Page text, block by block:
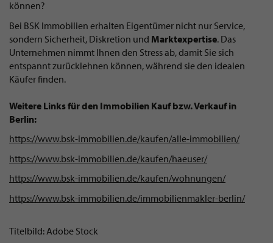
können?
Bei BSK Immobilien erhalten Eigentümer nicht nur Service,
sondern Sicherheit, Diskretion und Marktexpertise. Das
Unternehmen nimmt Ihnen den Stress ab, damit Sie sich
entspannt zurücklehnen können, während sie den idealen
Käufer finden.
Weitere Links für den Immobilien Kauf bzw. Verkauf in
Berlin:
https://www.bsk-immobilien.de/kaufen/alle-immobilien/
https://www.bsk-immobilien.de/kaufen/haeuser/
https://www.bsk-immobilien.de/kaufen/wohnungen/
https://www.bsk-immobilien.de/immobilienmakler-berlin/
Titelbild: Adobe Stock